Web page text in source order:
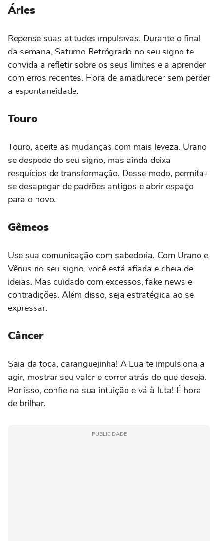
Áries
Repense suas atitudes impulsivas. Durante o final
da semana, Saturno Retrógrado no seu signo te
convida a refletir sobre os seus limites e a aprender
com erros recentes. Hora de amadurecer sem perder
a espontaneidade.
Touro
Touro, aceite as mudanças com mais leveza. Urano
se despede do seu signo, mas ainda deixa
resquícios de transformação. Desse modo, permita-
se desapegar de padrões antigos e abrir espaço
para o novo.
Gêmeos
Use sua comunicação com sabedoria. Com Urano e
Vênus no seu signo, você está afiada e cheia de
ideias. Mas cuidado com excessos, fake news e
contradições. Além disso, seja estratégica ao se
expressar.
Câncer
Saia da toca, caranguejinha! A Lua te impulsiona a
agir, mostrar seu valor e correr atrás do que deseja.
Por isso, confie na sua intuição e vá à luta! É hora
de brilhar.
PUBLICIDADE